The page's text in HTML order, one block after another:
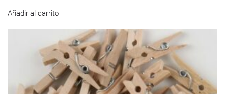
Añadir al carrito